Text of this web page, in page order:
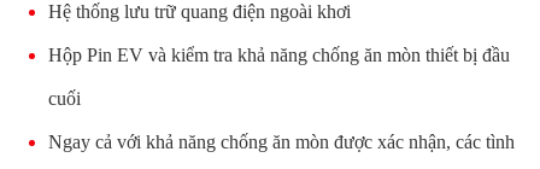
Hệ thống lưu trữ quang điện ngoài khơi
Hộp Pin EV và kiểm tra khả năng chống ăn mòn thiết bị đầu
cuối
Ngay cả với khả năng chống ăn mòn được xác nhận, các tình